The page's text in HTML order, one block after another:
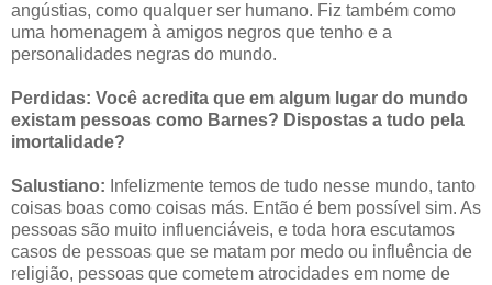
angústias, como qualquer ser humano. Fiz também como
uma homenagem à amigos negros que tenho e a
personalidades negras do mundo.
Perdidas: Você acredita que em algum lugar do mundo
existam pessoas como Barnes? Dispostas a tudo pela
imortalidade?
Salustiano: Infelizmente temos de tudo nesse mundo, tanto
coisas boas como coisas más. Então é bem possível sim. As
pessoas são muito influenciáveis, e toda hora escutamos
casos de pessoas que se matam por medo ou influência de
religião, pessoas que cometem atrocidades em nome de